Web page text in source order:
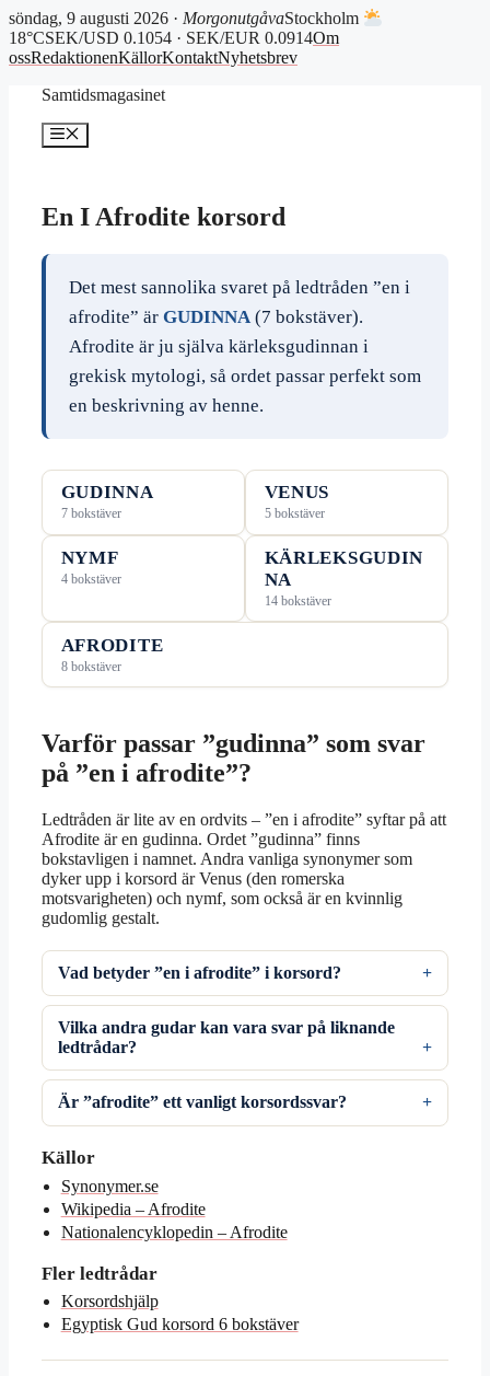
söndag, 9 augusti 2026 · MorgonutgåvaStockholm
18°CSEK/USD 0.1054 · SEK/EUR 0.0914Om
ossRedaktionenKällorKontaktNyhetsbrev
Samtidsmagasinet
Meny
En I Afrodite korsord
Det mest sannolika svaret på ledtråden ”en i
afrodite” är GUDINNA(7 bokstäver).
Afrodite är ju själva kärleksgudinnan i
grekisk mytologi, så ordet passar perfekt som
en beskrivning av henne.
GUDINNA
7 bokstäver
VENUS
5 bokstäver
NYMF
4 bokstäver
KÄRLEKSGUDIN
NA
14 bokstäver
AFRODITE
8 bokstäver
Varför passar ”gudinna” som svar
på ”en i afrodite”?
Ledtråden är lite av en ordvits – ”en i afrodite” syftar på att
Afrodite är en gudinna. Ordet ”gudinna” finns
bokstavligen i namnet. Andra vanliga synonymer som
dyker upp i korsord är Venus (den romerska
motsvarigheten) och nymf, som också är en kvinnlig
gudomlig gestalt.
Vad betyder ”en i afrodite” i korsord?
Vilka andra gudar kan vara svar på liknande
ledtrådar?
Är ”afrodite” ett vanligt korsordssvar?
Källor
Synonymer.se
Wikipedia – Afrodite
Nationalencyklopedin – Afrodite
Fler ledtrådar
Korsordshjälp
Egyptisk Gud korsord 6 bokstäver